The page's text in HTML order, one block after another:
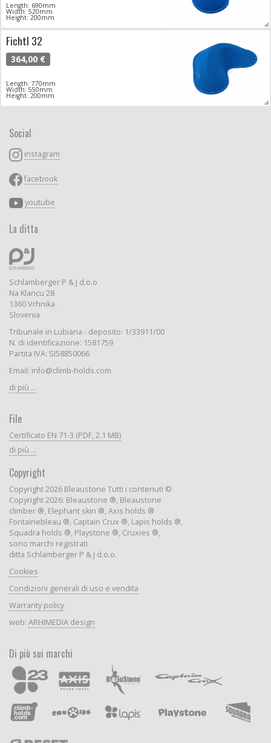
Length: 690mm
Width: 520mm
Height: 200mm
Fichtl 32
364,00 €
Length: 770mm
Width: 550mm
Height: 200mm
Social
instagram
facebook
youtube
La ditta
Schlamberger P & J d.o.o
Na Klancu 28
1360 Vrhnika
Slovenia
Tribunale in Lubiana - deposito: 1/33911/00
N. di identificazione: 1581759
Partita IVA: SI58850066
Email: info@climb-holds.com
di più ...
File
Certificato EN 71-3 (PDF, 2.1 MB)
di più ...
Copyright
Copyright 2026 Bleaustone Tutti i contenuti ©
Copyright 2026: Bleaustone ®, Bleaustone
climber ®, Elephant skin ®, Axis holds ®
Fontainebleau ®, Captain Crux ®, Lapis holds ®,
Squadra holds ®, Playstone ®, Cruxies ®,
sono marchi registrati
ditta Schlamberger P & J d.o.o.
Cookies
Condizioni generali di uso e vendita
Warranty policy
web: ARHIMEDIA design
Di più sui marchi